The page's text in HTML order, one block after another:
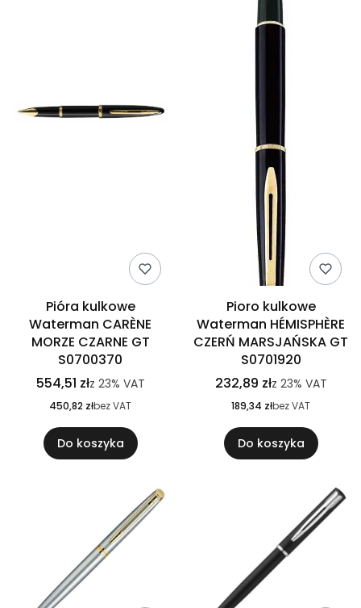
Pióra kulkowe
Waterman CARÈNE
MORZE CZARNE GT
S0700370
554,51 złz 23% VAT
450,82 złbez VAT
Do koszyka
Pioro kulkowe
Waterman HÉMISPHÈRE
CZERŃ MARSJAŃSKA GT
S0701920
232,89 złz 23% VAT
189,34 złbez VAT
Do koszyka